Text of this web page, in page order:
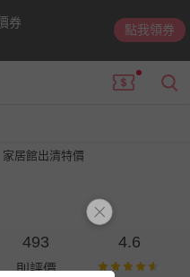
券
點我領券
家居館出清特價
493
則評價
4.6